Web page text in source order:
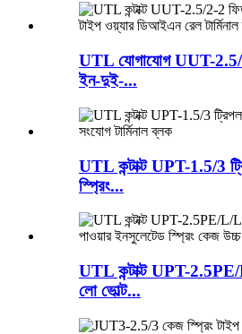
UTL যোগাযোগ UUT-2.5/
ইন-দুই-...
UTL কন্টাক্ট UPT-1.5/3
স্প্রিং...
UTL কন্টাক্ট UPT-2.5PE/
লো ভোল্ট...